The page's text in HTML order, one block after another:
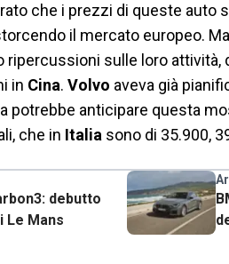
che i prezzi di queste
il mercato europeo.
ripercussioni sulle loro attività,
in Cina. Volvo aveva già
potrebbe anticipare questa
che in Italia sono di 35.900,
debutto
Le Mans